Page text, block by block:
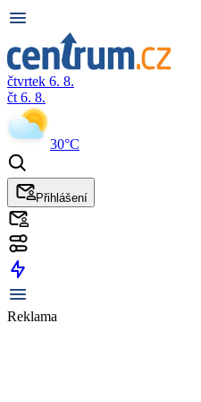
čtvrtek 6. 8.
čt 6. 8.
30°C
Přihlášení
Reklama